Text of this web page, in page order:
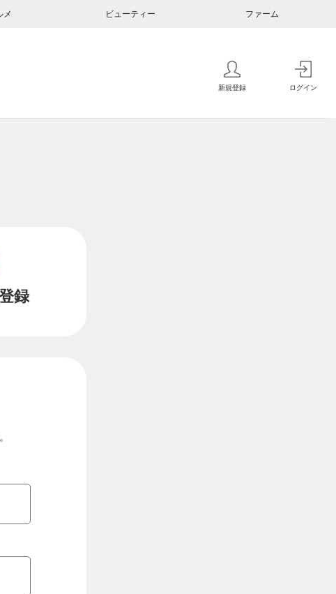
メ ビューティー ファーム
新規登録 ログイン
録